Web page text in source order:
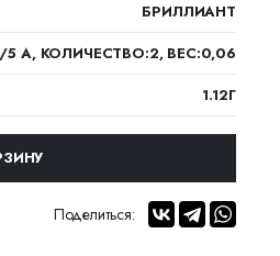
БРИЛЛИАНТ
А, КОЛИЧЕСТВО:2, ВЕС:0,06
1.12Г
Поделиться: